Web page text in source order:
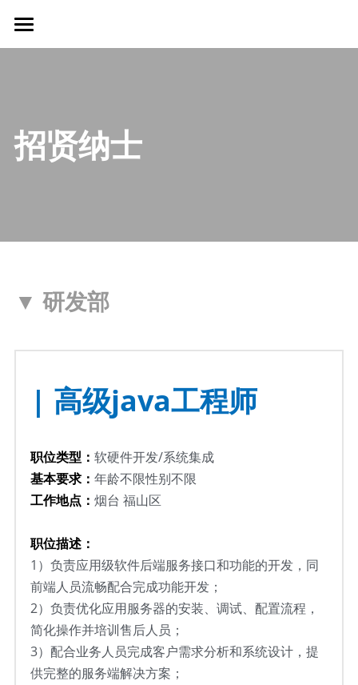
首页
解决方案
生态环境监测
大数据应用
海事产品
新闻资讯
行业新闻
联系我们
简体中文
English
招贤纳士
▼ 研发部
| 高级java工程师
职位类型： 软硬件开发/系统集成
基本要求： 年龄不限性别不限
工作地点： 烟台 福山区
职位描述：
1）负责应用级软件后端服务接口和功能的开发，同
前端人员流畅配合完成功能开发；
2）负责优化应用服务器的安装、调试、配置流程，
简化操作并培训售后人员；
3）配合业务人员完成客户需求分析和系统设计，提
供完整的服务端解决方案；
公司新闻